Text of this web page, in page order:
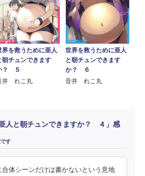
界を救うために亜人
朝チュンできます
？ ５
井 れこ丸
世界を救うために亜人
と朝チュンできます
か？ ６
音井 れこ丸
亜人と朝チュンできますか？ ４」感
す
体シーンだけは書かないという意地